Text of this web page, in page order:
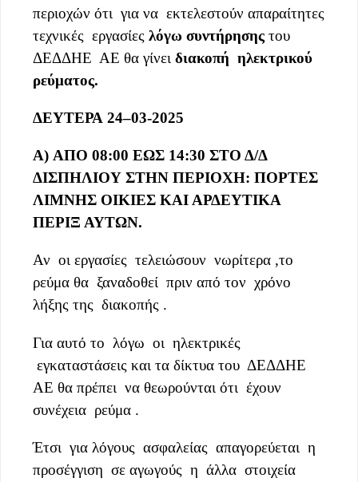
περιοχών ότι για να εκτελεστούν απαραίτητες
τεχνικές εργασίες λόγω συντήρησης του
ΔΕΔΔΗΕ ΑΕ θα γίνει διακοπή ηλεκτρικού
ρεύματος.
ΔΕΥΤΕΡΑ 24–03-2025
Α) ΑΠΟ 08:00 ΕΩΣ 14:30 ΣΤΟ Δ/Δ
ΔΙΣΠΗΛΙΟΥ ΣΤΗΝ ΠΕΡΙΟΧΗ: ΠΟΡΤΕΣ
ΛΙΜΝΗΣ ΟΙΚΙΕΣ ΚΑΙ ΑΡΔΕΥΤΙΚΑ
ΠΕΡΙΞ ΑΥΤΩΝ.
Αν οι εργασίες τελειώσουν νωρίτερα ,το
ρεύμα θα ξαναδοθεί πριν από τον χρόνο
λήξης της διακοπής .
Για αυτό το λόγω οι ηλεκτρικές
εγκαταστάσεις και τα δίκτυα του ΔΕΔΔΗΕ
ΑΕ θα πρέπει να θεωρούνται ότι έχουν
συνέχεια ρεύμα .
Έτσι για λόγους ασφαλείας απαγορεύεται η
προσέγγιση σε αγωγούς η άλλα στοιχεία